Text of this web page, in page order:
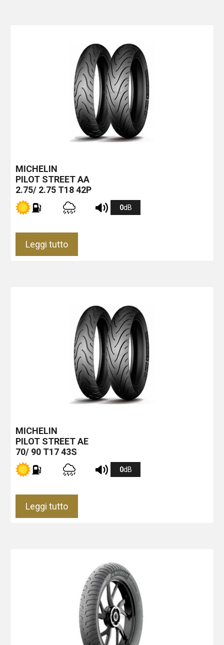
MICHELIN
PILOT STREETAA
2.75/ 2.75 T18 42P
0dB
Leggi tutto
MICHELIN
PILOT STREETAE
70/ 90 T17 43S
0dB
Leggi tutto